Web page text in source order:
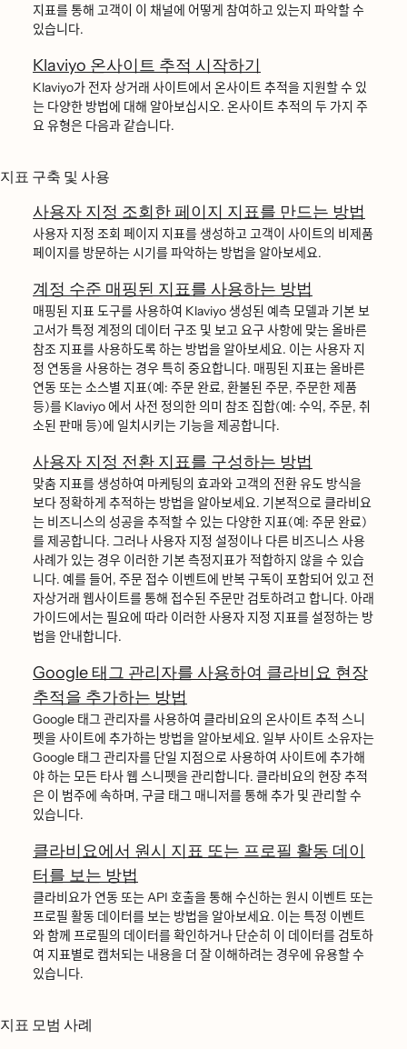
지표를 통해 고객이 이 채널에 어떻게 참여하고 있는지 파악할 수
있습니다.
Klaviyo 온사이트 추적 시작하기
Klaviyo가 전자 상거래 사이트에서 온사이트 추적을 지원할 수 있
는 다양한 방법에 대해 알아보십시오. 온사이트 추적의 두 가지 주
요 유형은 다음과 같습니다.
지표 구축 및 사용
사용자 지정 조회한 페이지 지표를 만드는 방법
사용자 지정 조회 페이지 지표를 생성하고 고객이 사이트의 비제품
페이지를 방문하는 시기를 파악하는 방법을 알아보세요.
계정 수준 매핑된 지표를 사용하는 방법
매핑된 지표 도구를 사용하여 Klaviyo 생성된 예측 모델과 기본 보
고서가 특정 계정의 데이터 구조 및 보고 요구 사항에 맞는 올바른
참조 지표를 사용하도록 하는 방법을 알아보세요. 이는 사용자 지
정 연동을 사용하는 경우 특히 중요합니다. 매핑된 지표는 올바른
연동 또는 소스별 지표(예: 주문 완료, 환불된 주문, 주문한 제품
등)를 Klaviyo 에서 사전 정의한 의미 참조 집합(예: 수익, 주문, 취
소된 판매 등)에 일치시키는 기능을 제공합니다.
사용자 지정 전환 지표를 구성하는 방법
맞춤 지표를 생성하여 마케팅의 효과와 고객의 전환 유도 방식을
보다 정확하게 추적하는 방법을 알아보세요. 기본적으로 클라비요
는 비즈니스의 성공을 추적할 수 있는 다양한 지표(예: 주문 완료)
를 제공합니다. 그러나 사용자 지정 설정이나 다른 비즈니스 사용
사례가 있는 경우 이러한 기본 측정지표가 적합하지 않을 수 있습
니다. 예를 들어, 주문 접수 이벤트에 반복 구독이 포함되어 있고 전
자상거래 웹사이트를 통해 접수된 주문만 검토하려고 합니다. 아래
가이드에서는 필요에 따라 이러한 사용자 지정 지표를 설정하는 방
법을 안내합니다.
Google 태그 관리자를 사용하여 클라비요 현장
추적을 추가하는 방법
Google 태그 관리자를 사용하여 클라비요의 온사이트 추적 스니
펫을 사이트에 추가하는 방법을 알아보세요. 일부 사이트 소유자는
Google 태그 관리자를 단일 지점으로 사용하여 사이트에 추가해
야 하는 모든 타사 웹 스니펫을 관리합니다. 클라비요의 현장 추적
은 이 범주에 속하며, 구글 태그 매니저를 통해 추가 및 관리할 수
있습니다.
클라비요에서 원시 지표 또는 프로필 활동 데이
터를 보는 방법
클라비요가 연동 또는 API 호출을 통해 수신하는 원시 이벤트 또는
프로필 활동 데이터를 보는 방법을 알아보세요. 이는 특정 이벤트
와 함께 프로필의 데이터를 확인하거나 단순히 이 데이터를 검토하
여 지표별로 캡처되는 내용을 더 잘 이해하려는 경우에 유용할 수
있습니다.
지표 모범 사례